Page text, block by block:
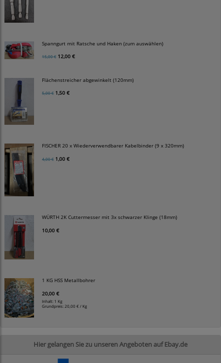
Spanngurt mit Ratsche und Haken (zum auswählen)
15,00 € 12,00 €
Flächenstreicher abgewinkelt (120mm)
5,00 € 1,50 €
FISCHER 20 x Wiederverwendbarer Kabelbinder (9 x 320mm)
4,00 € 1,00 €
WÜRTH 2K Cuttermesser mit 3x schwarzer Klinge (18mm)
10,00 €
1 KG HSS Metallbohrer
20,00 €
Inhalt: 1 Kg
Grundpreis: 20,00 € / Kg
Hier gelangen Sie zu unseren Angeboten auf Ebay.de